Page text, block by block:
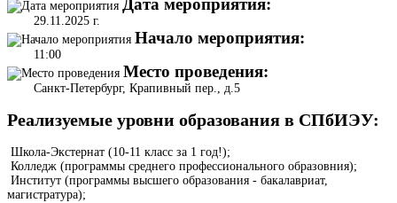
29.11.2025 г.
Начало мероприятия:
11:00
Место проведения:
Санкт-Петербург, Крапивный пер., д.5
Реализуемые уровни образования в СПбИЭУ:
Школа-Экстернат (10-11 класс за 1 год!);
Колледж (программы среднего профессионального образовния);
Институт (программы высшего образования - бакалавриат,
магистратура);